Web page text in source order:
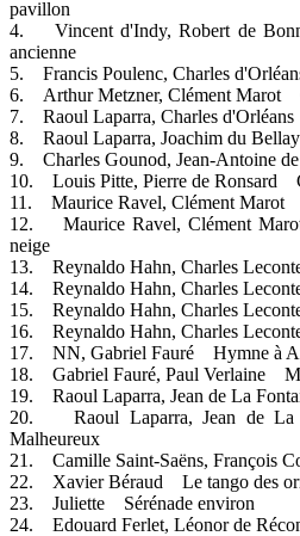
pavillon
4. Vincent d'Indy, Robert de
ancienne
5. Francis Poulenc, Charles
6. Arthur Metzner, Clément Marot
7. Raoul Laparra, Charles
8. Raoul Laparra, Joachim du
9. Charles Gounod, Jean-Antoine
10. Louis Pitte, Pierre de Ronsard
11. Maurice Ravel, Clément Marot
12. Maurice Ravel, Clément
neige
13. Reynaldo Hahn, Charles
14. Reynaldo Hahn, Charles
15. Reynaldo Hahn, Charles
16. Reynaldo Hahn, Charles
17. NN, Gabriel Fauré Hymne à
18. Gabriel Fauré, Paul Verlaine
19. Raoul Laparra, Jean de La
20. Raoul Laparra, Jean de
Malheureux
21. Camille Saint-Saëns, François
22. Xavier Béraud Le tango des
23. Juliette Sérénade environ
24. Edouard Ferlet, Léonor de